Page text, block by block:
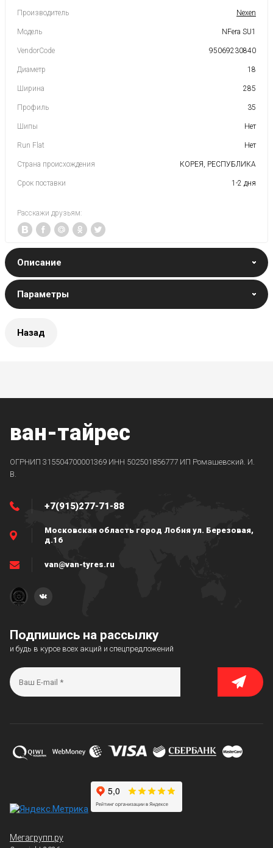
Производитель Nexen
Модель NFera SU1
VendorCode 95069230840
Диаметр 18
Ширина 285
Профиль 35
Шипы Нет
Run Flat Нет
Страна происхождения КОРЕЯ, РЕСПУБЛИКА
Срок поставки 1-2 дня
Расскажи друзьям:
Описание
Параметры
Назад
ван-тайрес
ОГРНИП 315504700001369 ИНН 502501856777 ИП Ромашевский. И.
В.
+7(915)277-71-88
Московская область город Лобня ул. Березовая,
д.16
van@van-tyres.ru
Подпишись на рассылку
и будь в курсе всех акций и спецпредложений
Мегагрупп.ру